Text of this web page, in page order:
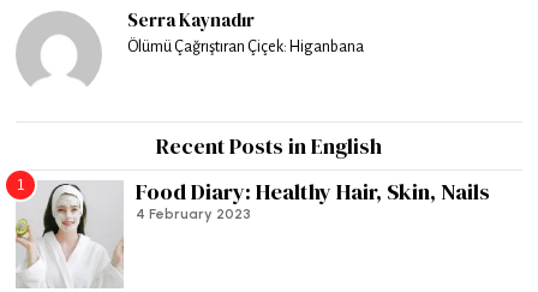
Serra Kaynadır
Ölümü Çağrıştıran Çiçek: Higanbana
Recent Posts in English
1 Food Diary: Healthy Hair, Skin, Nails
4 February 2023